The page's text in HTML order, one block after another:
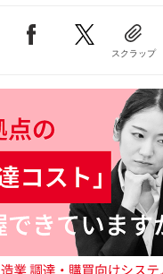
スクラップ